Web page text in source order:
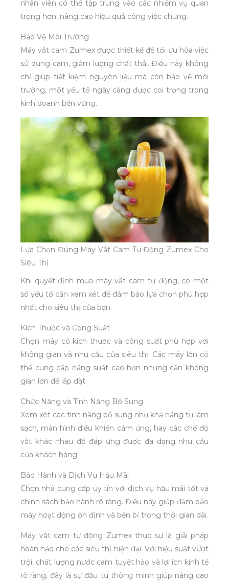
nhân viên có thể tập trung vào các nhiệm vụ quan
trọng hơn, nâng cao hiệu quả công việc chung.
Bảo Vệ Môi Trường
Máy vắt cam Zumex được thiết kế để tối ưu hóa việc
sử dụng cam, giảm lượng chất thải. Điều này không
chỉ giúp tiết kiệm nguyên liệu mà còn bảo vệ môi
trường, một yếu tố ngày càng được coi trọng trong
kinh doanh bền vững.
Lựa Chọn Đúng Máy Vắt Cam Tự Động Zumex Cho
Siêu Thị
Khi quyết định mua máy vắt cam tự động, có một
số yếu tố cần xem xét để đảm bảo lựa chọn phù hợp
nhất cho siêu thị của bạn.
Kích Thước và Công Suất
Chọn máy có kích thước và công suất phù hợp với
không gian và nhu cầu của siêu thị. Các máy lớn có
thể cung cấp năng suất cao hơn nhưng cần không
gian lớn để lắp đặt.
Chức Năng và Tính Năng Bổ Sung
Xem xét các tính năng bổ sung như khả năng tự làm
sạch, màn hình điều khiển cảm ứng, hay các chế độ
vắt khác nhau để đáp ứng được đa dạng nhu cầu
của khách hàng.
Bảo Hành và Dịch Vụ Hậu Mãi
Chọn nhà cung cấp uy tín với dịch vụ hậu mãi tốt và
chính sách bảo hành rõ ràng. Điều này giúp đảm bảo
máy hoạt động ổn định và bền bỉ trong thời gian dài.
Máy vắt cam tự động Zumex thực sự là giải pháp
hoàn hảo cho các siêu thị hiện đại. Với hiệu suất vượt
trội, chất lượng nước cam tuyệt hảo và lợi ích kinh tế
rõ ràng, đây là sự đầu tư thông minh giúp nâng cao